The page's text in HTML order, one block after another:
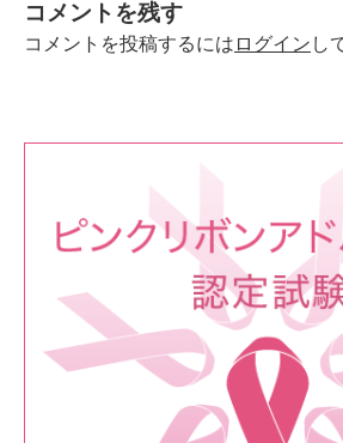
コメントを残す
コメントを投稿するには ログイン し